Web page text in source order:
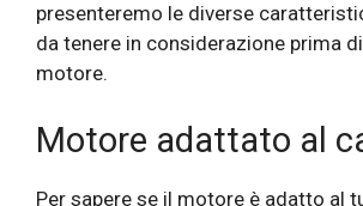
presenteremo le diverse
da tenere in considerazione prima
motore.
Motore adattato al
Per sapere se il motore è adatto al